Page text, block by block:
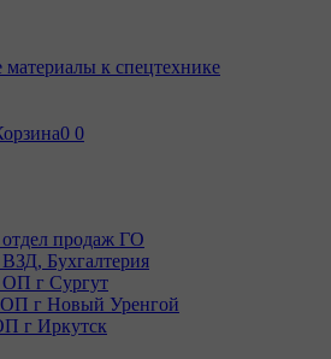
0 0
продаж ГО
Бухгалтерия
г Сургут
г Новый Уренгой
г Иркутск